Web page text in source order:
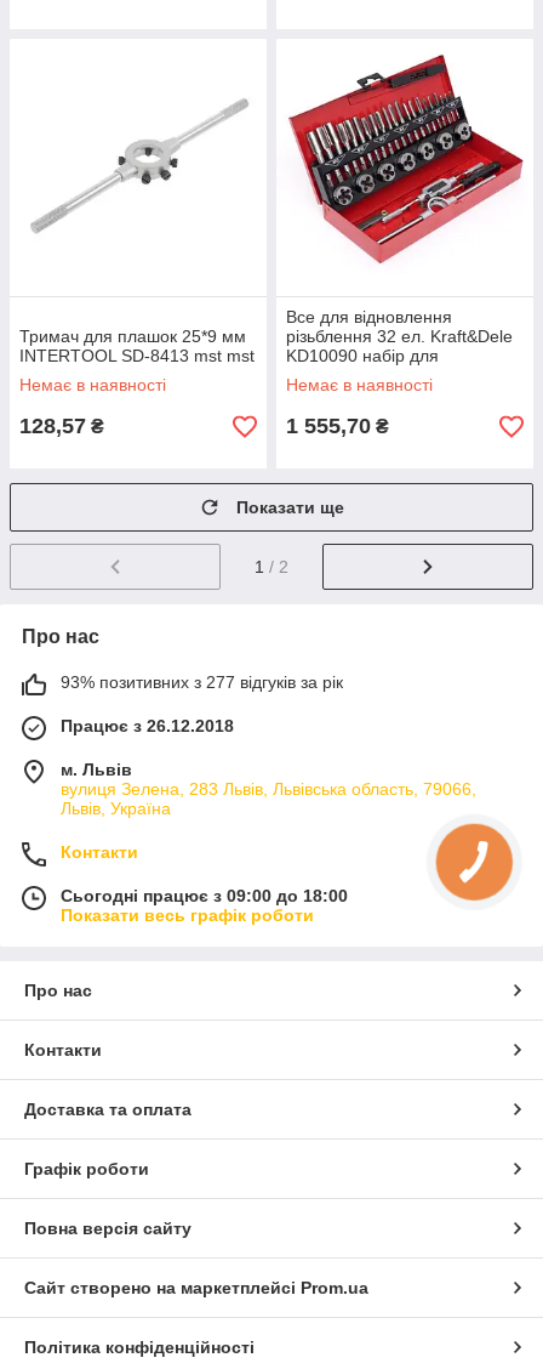
Тримач для плашок 25*9 мм
INTERTOOL SD-8413 mst mst
Немає в наявності
128,57 ₴
Все для відновлення
різьблення 32 ел. Kraft&Dele
KD10090 набір для
відновлення різьблення
Немає в наявності
1 555,70 ₴
Показати ще
1 / 2
Про нас
93% позитивних з 277 відгуків за рік
Працює з 26.12.2018
м. Львів
вулиця Зелена, 283 Львів, Львівська область, 79066,
Львів, Україна
Контакти
Сьогодні працює з 09:00 до 18:00
Показати весь графік роботи
Про нас
Контакти
Доставка та оплата
Графік роботи
Повна версія сайту
Сайт створено на маркетплейсі Prom.ua
Політика конфіденційності